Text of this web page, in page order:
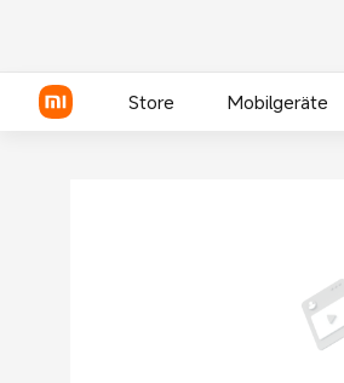
Store Mobilgeräte